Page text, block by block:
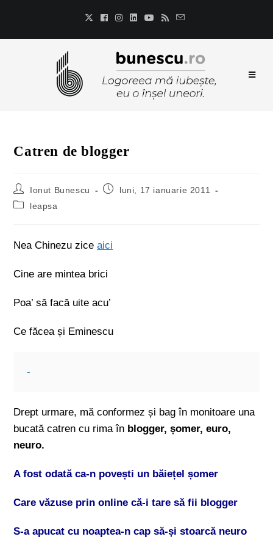
Catren de blogger
Ionut Bunescu
luni, 17 ianuarie 2011
leapsa
Nea Chinezu ziceaici
Cine are mintea brici
Poa’ să facă uite acu’
Ce făcea și Eminescu
Drept urmare, mă conformez și bag în monitoare una
bucată catren cu rima în blogger, șomer, euro,
neuro.
A fost odată ca-n povești un băiețel șomer
Care văzuse prin online că-i tare să fii blogger
S-a apucat cu noaptea-n cap să-și stoarcă neuro